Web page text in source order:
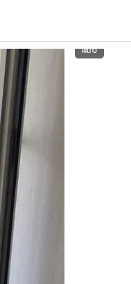
Altro